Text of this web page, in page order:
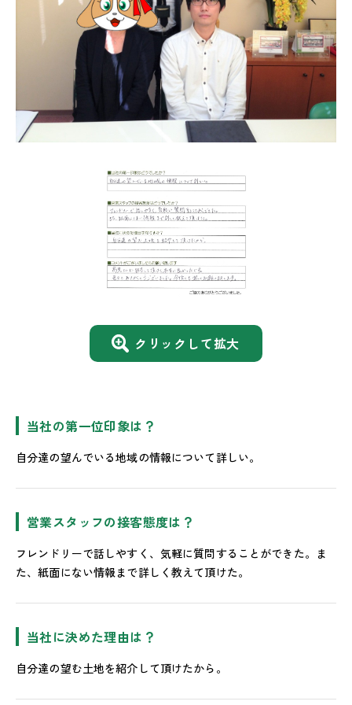
クリックして拡大
当社の第一位印象は？
自分達の望んでいる地域の情報について詳しい。
営業スタッフの接客態度は？
フレンドリーで話しやすく、気軽に質問することができた。ま
た、紙面にない情報まで詳しく教えて頂けた。
当社に決めた理由は？
自分達の望む土地を紹介して頂けたから。